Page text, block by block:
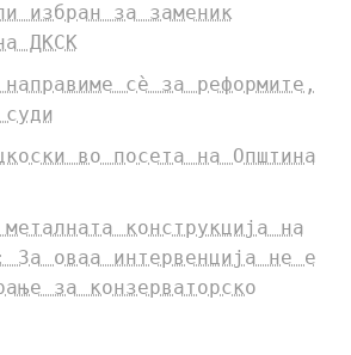
избран за заменик
ДКСК
сè за реформите,
во посета на Општина
конструкција на
За оваа интервенција не е
за конзерваторско